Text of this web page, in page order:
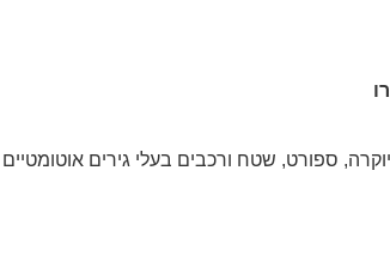
ספורט, שטח ורכבים בעלי גירים אוטומטיים